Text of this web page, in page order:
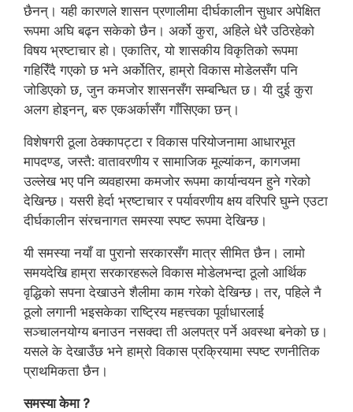
छैनन्। यही कारणले शासन प्रणालीमा दीर्घकालीन सुधार अपेक्षित
रूपमा अघि बढ्न सकेको छैन। अर्को कुरा, अहिले धेरै उठिरहेको
विषय भ्रष्टाचार हो। एकातिर, यो शासकीय विकृतिको रूपमा
गहिरिँदै गएको छ भने अर्कोतिर, हाम्रो विकास मोडेलसँग पनि
जोडिएको छ, जुन कमजोर शासनसँग सम्बन्धित छ। यी दुई कुरा
अलग होइनन्, बरु एकअर्कासँग गाँसिएका छन्।
विशेषगरी ठूला ठेक्कापट्टा र विकास परियोजनामा आधारभूत
मापदण्ड, जस्तै: वातावरणीय र सामाजिक मूल्यांकन, कागजमा
उल्लेख भए पनि व्यवहारमा कमजोर रूपमा कार्यान्वयन हुने गरेको
देखिन्छ। यसरी हेर्दा भ्रष्टाचार र पर्यावरणीय क्षय वरिपरि घुम्ने एउटा
दीर्घकालीन संरचनागत समस्या स्पष्ट रूपमा देखिन्छ।
यी समस्या नयाँ वा पुरानो सरकारसँग मात्र सीमित छैन। लामो
समयदेखि हाम्रा सरकारहरूले विकास मोडेलभन्दा ठूलो आर्थिक
वृद्धिको सपना देखाउने शैलीमा काम गरेको देखिन्छ। तर, पहिले नै
ठूलो लगानी भइसकेका राष्ट्रिय महत्त्वका पूर्वाधारलाई
सञ्चालनयोग्य बनाउन नसक्दा ती अलपत्र पर्ने अवस्था बनेको छ।
यसले के देखाउँछ भने हाम्रो विकास प्रक्रियामा स्पष्ट रणनीतिक
प्राथमिकता छैन।
समस्या केमा ?